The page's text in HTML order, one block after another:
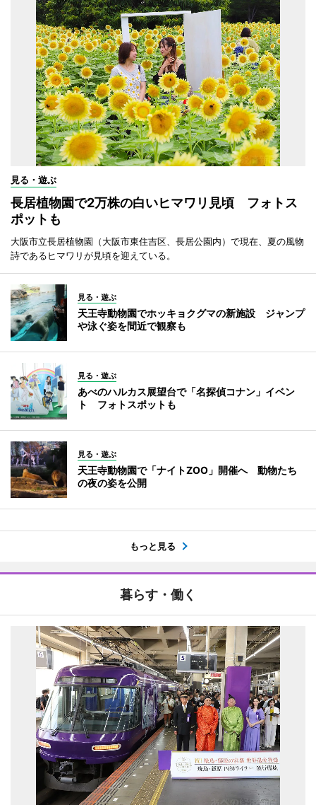
見る・遊ぶ
長居植物園で2万株の白いヒマワリ見頃 フォトス
ポットも
大阪市立長居植物園（大阪市東住吉区、長居公園内）で現在、夏の風物
詩であるヒマワリが見頃を迎えている。
見る・遊ぶ
天王寺動物園でホッキョクグマの新施設 ジャンプ
や泳ぐ姿を間近で観察も
見る・遊ぶ
あべのハルカス展望台で「名探偵コナン」イベン
ト フォトスポットも
見る・遊ぶ
天王寺動物園で「ナイトZOO」開催へ 動物たち
の夜の姿を公開
もっと見る
暮らす・働く